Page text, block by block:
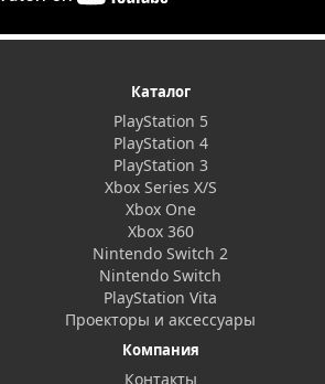
Каталог
PlayStation 5
PlayStation 4
PlayStation 3
Xbox Series X/S
Xbox One
Xbox 360
Nintendo Switch 2
Nintendo Switch
PlayStation Vita
Проекторы и аксессуары
Компания
Контакты